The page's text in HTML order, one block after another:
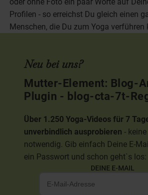
oder ohne Foto ein paar Worte auf
Profilen - so erreichst Du gleich einen
Menschen, die Du zum Yoga verführen
Neu bei uns?
Mutter-Element: Blog-
Plugin - blog-cta-7t-
Über 1.250 Yoga-Videos für 7
unverbindlich ausprobieren -
notwendig. Gib einfach Deine E-
ein Passwort und schon geht`s los:
DEINE E-MAIL